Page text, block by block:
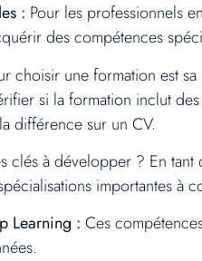
: Pour les professionnels
des compétences
choisir une formation est
si la formation inclut
différence sur un CV.
clés à développer ? En tant
importantes à
Learning : Ces